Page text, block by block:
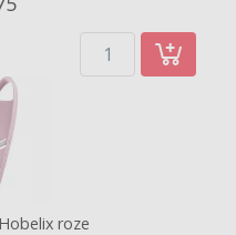
roze